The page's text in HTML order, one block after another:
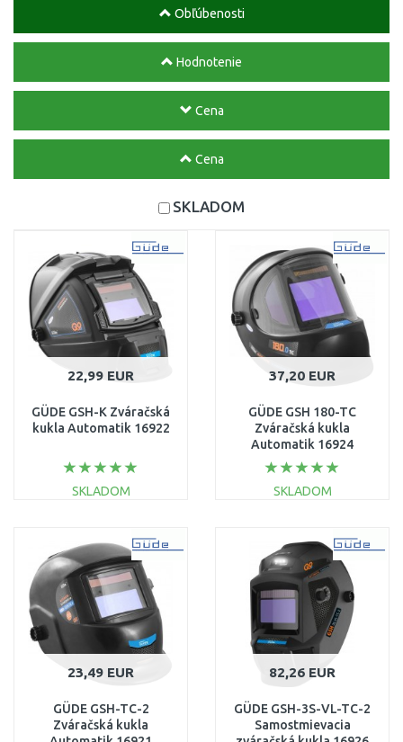
Obľúbenosti
Hodnotenie
Cena
Cena
SKLADOM
22,99 EUR
GÜDE GSH-K Zváračská
kukla Automatik 16922
SKLADOM
Porovnať
37,20 EUR
GÜDE GSH 180-TC
Zváračská kukla
Automatik 16924
SKLADOM
Porovnať
23,49 EUR
GÜDE GSH-TC-2
Zváračská kukla
82,26 EUR
GÜDE GSH-3S-VL-TC-2
Samostmievacia